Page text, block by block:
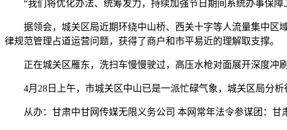
“我们将优化办法、统筹发力，持续加强节日期间系统办事保障
据领会，城关区局近期环绕中山桥、西关十字等人流量集中区域
律规范管理占道运营问题，获得了商户和市平易近的理解取支撑。
正在城关区雁东，洗扫车慢慢驶过，高压水枪对面展开深度冲
4月28日上午，市城关区中山已是一派忙碌气象，城关区局分析
从办：甘肃中甘网传媒无限义务公司 本网常年法令参谋团：甘